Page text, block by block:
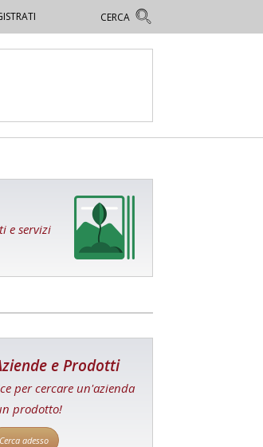
e servizi
e Prodotti
per cercare un'azienda
prodotto!
Cerca adesso